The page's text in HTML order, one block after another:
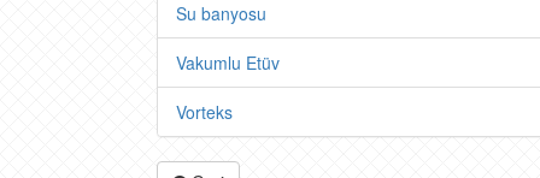
Su banyosu
Vakumlu Etüv
Vorteks